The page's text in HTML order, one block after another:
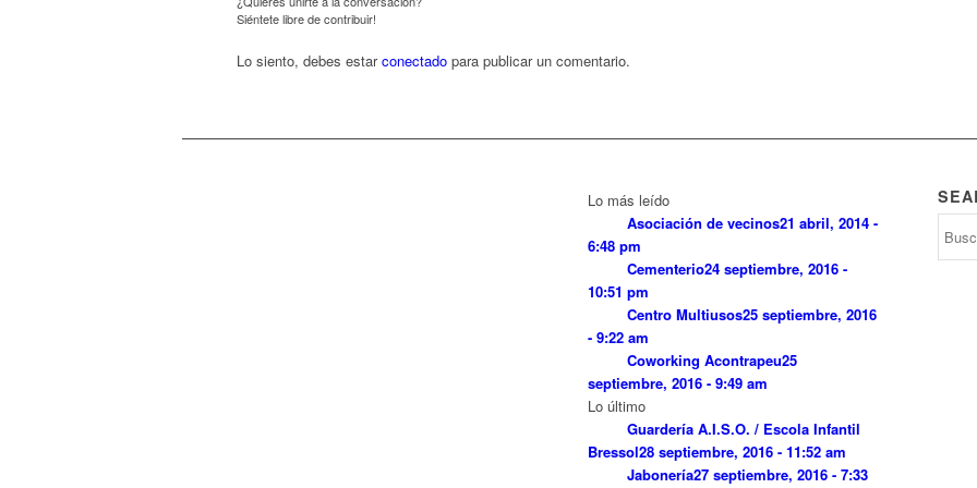
Siéntete libre de contribuir!
Lo siento, debes estarconectado para publicar un comentario.
Lo más leído
Asociación de vecinos21 abril, 2014 -
6:48 pm
Cementerio24 septiembre, 2016 -
10:51 pm
Centro Multiusos25 septiembre, 2016
- 9:22 am
Coworking Acontrapeu25
septiembre, 2016 - 9:49 am
Lo último
Guardería A.I.S.O. / Escola Infantil
Bressol28 septiembre, 2016 - 11:52 am
Jabonería27 septiembre, 2016 - 7:33